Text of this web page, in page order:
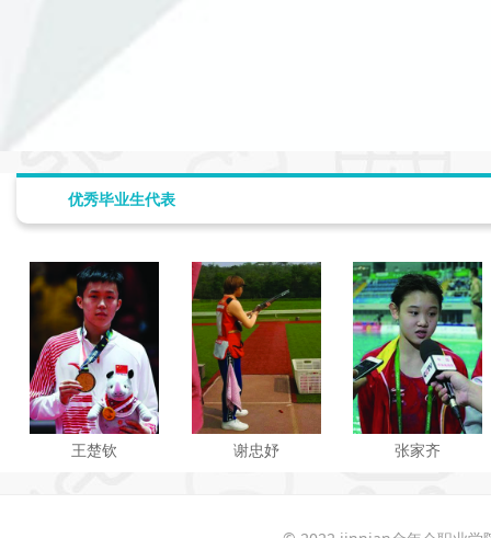
优秀毕业生代表
王楚钦 谢忠妤 张家齐